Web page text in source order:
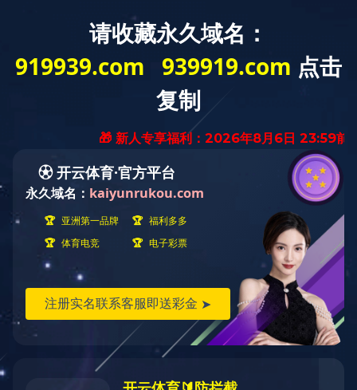
首页 >培训发展 > 人才与培训
培训项目
1.涅槃计划：由领航项目分阶段培养领袖人物，对其实现价值统一、
思维突破、能力重塑的转变。
2.领翔计划：通过远航项目阶段式的岗位轮值，加强行动学习及项目
实践，根据培养成果淘汰进阶，实现领军人员出库。
3.展翼计划：对内实现团队能力提升，对外实现技术、标准和服务输
出，盘活现有团队，打造中坚力量培养目标。
4.新羽计划：聚焦新进大学生储备干部，涉及现场管理、品质、
PIE、PMC、技术、研发等关键岗位，以企业文化融入、统一价值观
为主线，以角色转变与心态调整为重点，以素质提升与能力培养为核
心，将学习、培训、主题活动、沙龙、竞赛等培养形式与岗位实践相
结合，帮助学习成长。